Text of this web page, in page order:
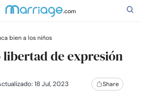
bien a los niños
libertad de expresión
18 Jul, 2023 Share